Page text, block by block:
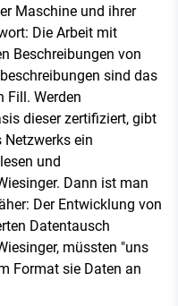
Maschine und ihrer
Die Arbeit mit
Beschreibungen von
sind das
Fill. Werden
dieser zertifiziert, gibt
ein
und
Dann ist man
Der Entwicklung von
Datentausch
müssten "uns
Format sie Daten an